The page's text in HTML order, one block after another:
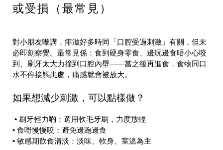
或受損（最常見）
對小朋友嚟講，痱滋好多時同「口腔受過刺激」有關，但未
必即刻察覺。最常見係：食到硬身零食、邊玩邊食唔小心咬
到、刷牙太大力撞到口腔內壁——當之後再進食，食物同口
水不停接觸患處，痛感就會被放大。
如果想減少刺激，可以點樣做？
• 刷牙輕力啲：選用軟毛牙刷，力度放輕
• 食嘢慢慢咬：避免邊跑邊食
• 敏感期飲食清淡：淡味、軟身、室溫為主